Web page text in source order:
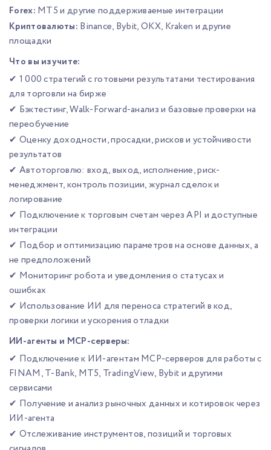
Forex: MT5 и другие поддерживаемые интеграции
Криптовалюты: Binance, Bybit, OKX, Kraken и другие
площадки
Что вы изучите:
✔ 1 000 стратегий с готовыми результатами тестирования
для торговли на бирже
✔ Бэктестинг, Walk-Forward-анализ и базовые проверки на
переобучение
✔ Оценку доходности, просадки, рисков и устойчивости
результатов
✔ Автоторговлю: вход, выход, исполнение, риск-
менеджмент, контроль позиции, журнал сделок и
логирование
✔ Подключение к торговым счетам через API и доступные
интеграции
✔ Подбор и оптимизацию параметров на основе данных, а
не предположений
✔ Мониторинг робота и уведомления о статусах и
ошибках
✔ Использование ИИ для переноса стратегий в код,
проверки логики и ускорения отладки
ИИ-агенты и MCP-серверы:
✔ Подключение к ИИ-агентам MCP-серверов для работы с
FINAM, T-Bank, MT5, TradingView, Bybit и другими
сервисами
✔ Получение и анализ рыночных данных и котировок через
ИИ-агента
✔ Отслеживание инструментов, позиций и торговых